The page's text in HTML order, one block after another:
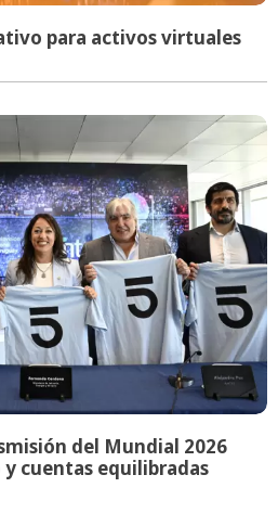
para activos virtuales
del Mundial 2026
cuentas equilibradas